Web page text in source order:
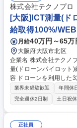
に掲載されるようなデザ
職種 【高松/経験者募集
年以上
株式会社テクノプロ
[大阪]ICT測量(ド
給取得100%/
月給40万円～65万
大阪府大阪市北区
企業名 株式会社テクノプロ・コン
量(ドローンパイロット)経
容 ドローンを利用した
業にて、ドローンパイロットを
使し、エンジニアとし
や屋根裏等を撮影し、
炉内部や高所のヒビ、
ホールから配管内部の
業界未経験歓迎 年間休
完全週休2日制
土日祝
正社員